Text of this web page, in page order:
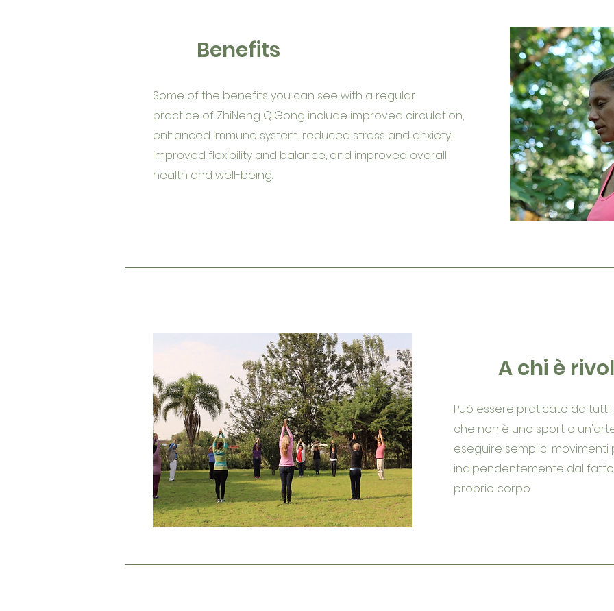
Benefits
Some of the benefits you can see with a regular
practice of ZhiNeng QiGong include improved circulation,
enhanced immune system, reduced stress and anxiety,
improved flexibility and balance, and improved overall
health and well-being.
A chi è
Può essere praticato da
che non è uno sport o
eseguire semplici
indipendentemente dal
proprio corpo.